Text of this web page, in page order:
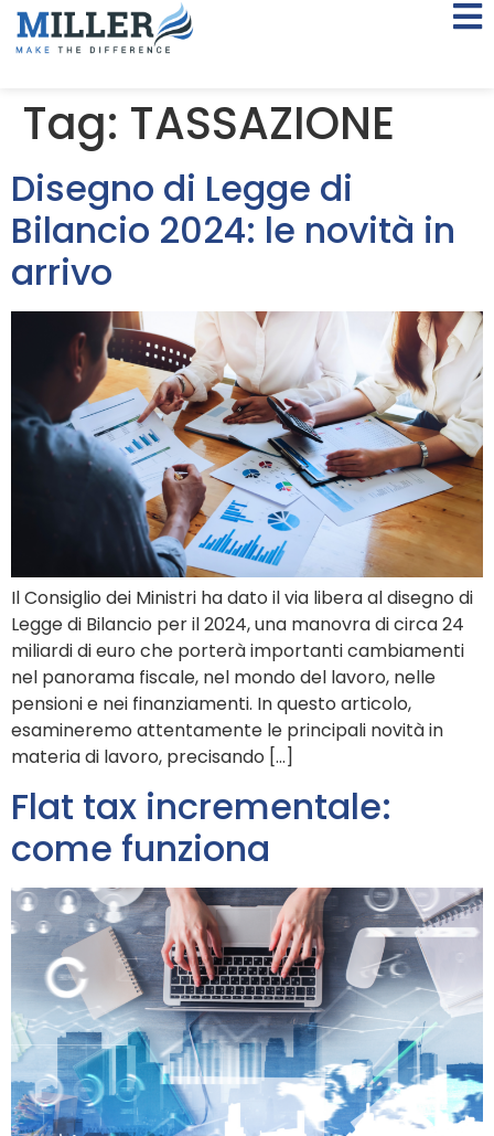
Tag: TASSAZIONE
Disegno di Legge di
Bilancio 2024: le novità in
arrivo
Il Consiglio dei Ministri ha dato il via libera al disegno di
Legge di Bilancio per il 2024, una manovra di circa 24
miliardi di euro che porterà importanti cambiamenti
nel panorama fiscale, nel mondo del lavoro, nelle
pensioni e nei finanziamenti. In questo articolo,
esamineremo attentamente le principali novità in
materia di lavoro, precisando […]
Flat tax incrementale:
come funziona